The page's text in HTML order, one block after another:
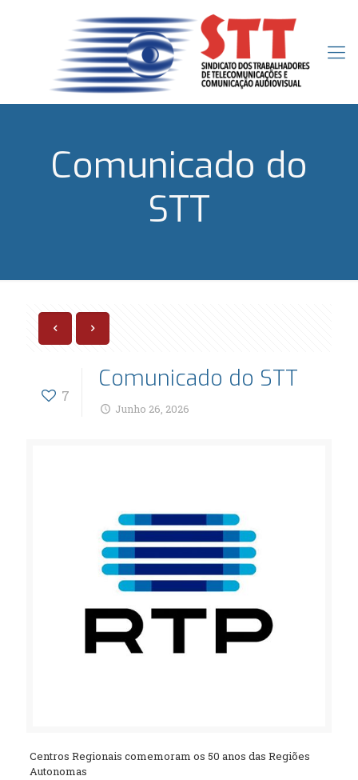
Comunicado do
STT
7
Comunicado do STT
Junho 26, 2026
Centros Regionais comemoram os 50 anos das Regiões
Autonomas